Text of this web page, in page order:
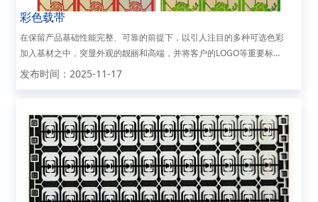
彩色载带
在保留产品基础性能完整、可靠的前提下，以引人注目的多种可选色彩
加入基材之中，突显外观的靓丽和高端，并将客户的LOGO等重要标识
以3D效果呈现于每一颗载带表面，专属的定制产品将带来最具辨识度
发布时间：2025-11-17